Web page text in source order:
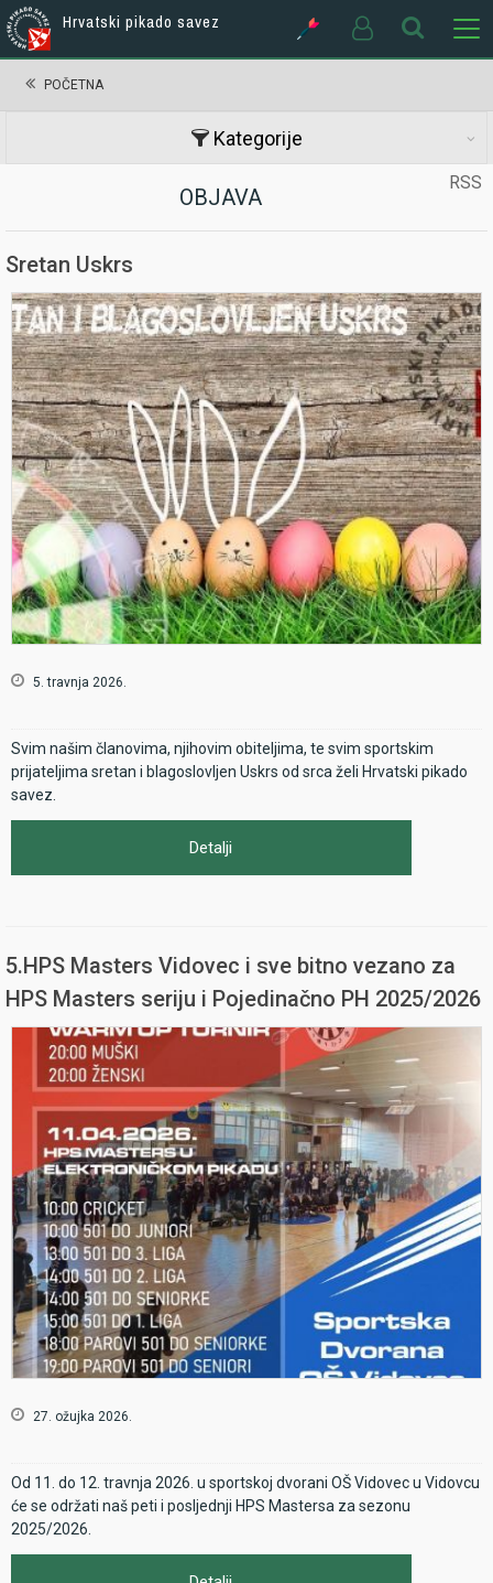
Hrvatski pikado savez
POČETNA
Kategorije
RSS
OBJAVA
Sretan Uskrs
5. travnja 2026.
Svim našim članovima, njihovim obiteljima, te svim sportskim
prijateljima sretan i blagoslovljen Uskrs od srca želi Hrvatski pikado
savez.
Detalji
5.HPS Masters Vidovec i sve bitno vezano za
HPS Masters seriju i Pojedinačno PH 2025/2026
27. ožujka 2026.
Od 11. do 12. travnja 2026. u sportskoj dvorani OŠ Vidovec u Vidovcu
će se održati naš peti i posljednji HPS Mastersa za sezonu
2025/2026.